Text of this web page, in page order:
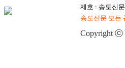
제호 : 송도신문
송도신문 모든
Copyright ⓒ